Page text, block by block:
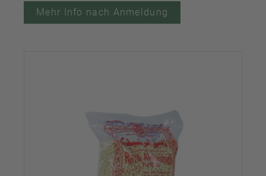
Mehr Info nach Anmeldung